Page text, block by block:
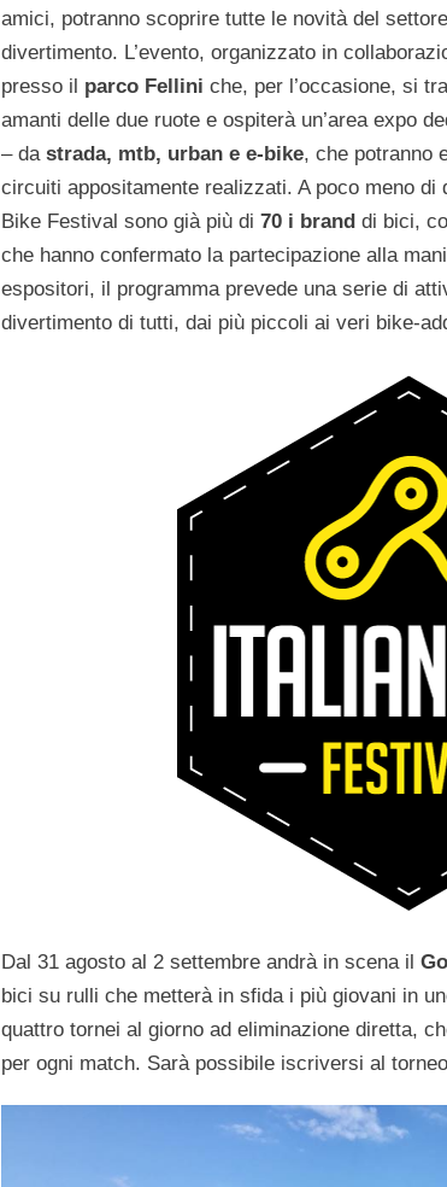
amici, potranno scoprire tutte le novità del
divertimento. L’evento, organizzato in
presso il parco Fellini che, per l’occasione, si
amanti delle due ruote e ospiterà un’area expo
– da strada, mtb, urban e e-bike, che potranno
circuiti appositamente realizzati. A poco meno di
Bike Festival sono già più di 70 i brand di bici,
che hanno confermato la partecipazione alla
espositori, il programma prevede una serie di
divertimento di tutti, dai più piccoli ai veri bike-
Dal 31 agosto al 2 settembre andrà in scena il
bici su rulli che metterà in sfida i più giovani in
quattro tornei al giorno ad eliminazione diretta,
per ogni match. Sarà possibile iscriversi al